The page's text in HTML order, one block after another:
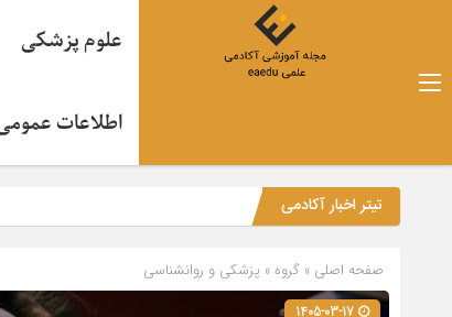
علوم پزشکی
اطلاعات
تیتر اخبار آکادمی
صفحه اصلی » گروه » پزشکی و روانشناسی